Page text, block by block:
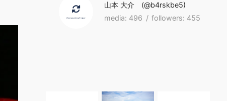
山本 大介
b4rskbe5
496
455